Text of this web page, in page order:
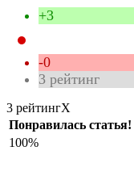
+3
-0
3 рейтинг
3 рейтингX
Понравилась статья!
100%